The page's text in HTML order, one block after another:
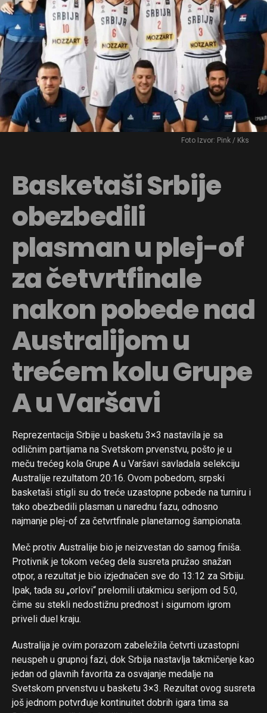
Foto Izvor: Pink / Kks
Basketaši Srbije
obezbedili
plasman u plej-of
za četvrtfinale
nakon pobede nad
Australijom u
trećem kolu Grupe
A u Varšavi
Reprezentacija Srbije u basketu 3×3 nastavila je sa
odličnim partijama na Svetskom prvenstvu, pošto je u
meču trećeg kola Grupe A u Varšavi savladala selekciju
Australije rezultatom 20:16. Ovom pobedom, srpski
basketaši stigli su do treće uzastopne pobede na turniru i
tako obezbedili plasman u narednu fazu, odnosno
najmanje plej-of za četvrtfinale planetarnog šampionata.
Meč protiv Australije bio je neizvestan do samog finiša.
Protivnik je tokom većeg dela susreta pružao snažan
otpor, a rezultat je bio izjednačen sve do 13:12 za Srbiju.
Ipak, tada su „orlovi“ prelomili utakmicu serijom od 5:0,
čime su stekli nedostižnu prednost i sigurnom igrom
priveli duel kraju.
Australija je ovim porazom zabeležila četvrti uzastopni
neuspeh u grupnoj fazi, dok Srbija nastavlja takmičenje kao
jedan od glavnih favorita za osvajanje medalje na
Svetskom prvenstvu u basketu 3×3. Rezultat ovog susreta
još jednom potvrđuje kontinuitet dobrih igara tima sa
Flipboard
Pinterest
Whatsapp
Email